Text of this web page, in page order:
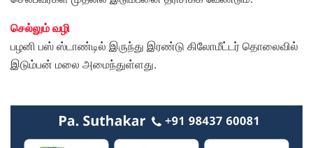
செல்லும் வழி
பழனி பஸ் ஸ்டாண்டில் இருந்து இரண்டு கிலோமீட்டர் தொலைவில்
இடும்பன் மலை அமைந்துள்ளது.